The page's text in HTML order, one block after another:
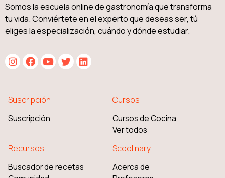
Somos la escuela online de gastronomía que transforma
tu vida. Conviértete en el experto que deseas ser, tú
eliges la especialización, cuándo y dónde estudiar.
Suscripción
Suscripción
Cursos
Cursos de Cocina
Ver todos
Recursos
Buscador de recetas
Scoolinary
Acerca de